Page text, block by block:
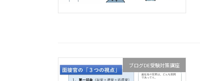
ブログDE受験対策講座